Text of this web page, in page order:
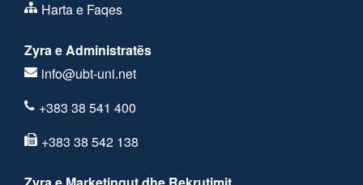
Harta e Faqes
Zyra e Administratës
info@ubt-uni.net
+383 38 541 400
+383 38 542 138